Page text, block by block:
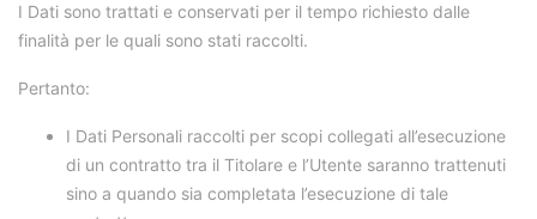
I Dati sono trattati e conservati per il tempo richiesto dalle
finalità per le quali sono stati raccolti.
Pertanto:
I Dati Personali raccolti per scopi collegati all’esecuzione
di un contratto tra il Titolare e l’Utente saranno trattenuti
sino a quando sia completata l’esecuzione di tale